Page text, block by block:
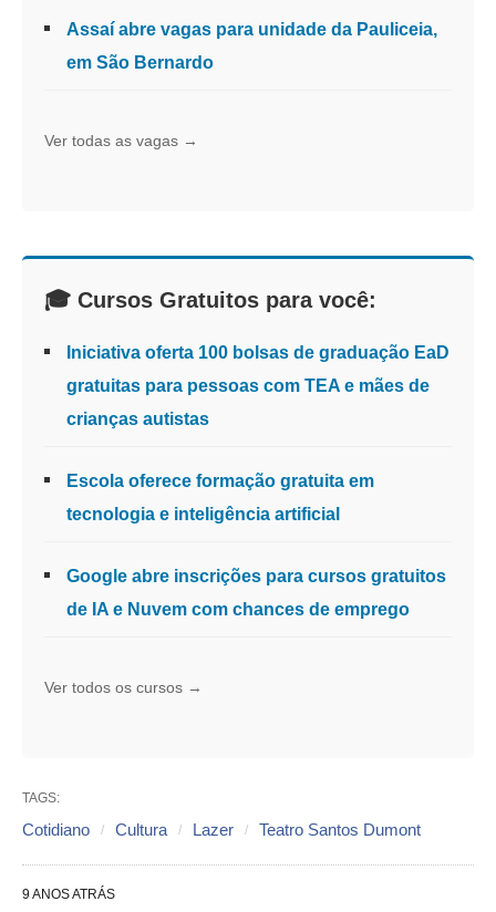
Assaí abre vagas para unidade da Pauliceia,
em São Bernardo
Ver todas as vagas →
🎓 Cursos Gratuitos para você:
Iniciativa oferta 100 bolsas de graduação EaD
gratuitas para pessoas com TEA e mães de
crianças autistas
Escola oferece formação gratuita em
tecnologia e inteligência artificial
Google abre inscrições para cursos gratuitos
de IA e Nuvem com chances de emprego
Ver todos os cursos →
TAGS:
Cotidiano Cultura Lazer Teatro Santos Dumont
9 ANOS ATRÁS